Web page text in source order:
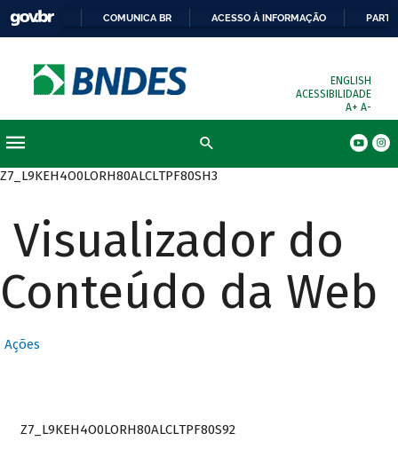
COMUNICA BR ACESSO À INFORMAÇÃO
ENGLISH
ACESSIBILIDADE
A+ A-
Z7_L9KEH4O0LORH80ALCLTPF80SH3
Visualizador do
Conteúdo da Web
Ações
Z7_L9KEH4O0LORH80ALCLTPF80S92